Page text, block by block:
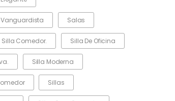
Salas
Silla Comedor. Silla De Oficina
Silla Moderna
Sillas